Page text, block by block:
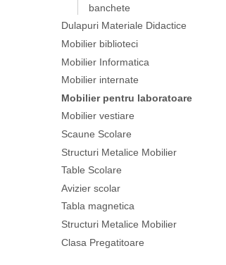
banchete
Dulapuri Materiale Didactice
Mobilier biblioteci
Mobilier Informatica
Mobilier internate
Mobilier pentru laboratoare
Mobilier vestiare
Scaune Scolare
Structuri Metalice Mobilier
Table Scolare
Avizier scolar
Tabla magnetica
Structuri Metalice Mobilier
Clasa Pregatitoare